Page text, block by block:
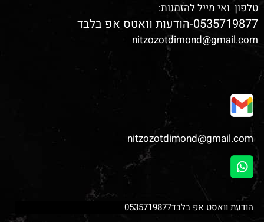
טלפון ואי מייל להזמנות:
0535719877-הודעות וואטס אפ בלבד
nitzozotdimond@gmail.com
nitzozotdimond@gmail.com
הודעת וואסט אפ בלבד0535719877